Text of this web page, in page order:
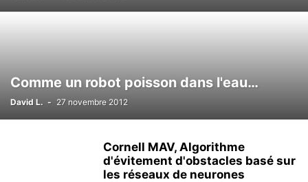
Comme un robot poisson dans l'eau…
David L. - 27 novembre 2012
Cornell MAV, Algorithme
d'évitement d'obstacles basé sur
les réseaux de neurones